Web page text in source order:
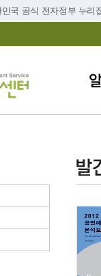
국 공식 전자정부 누리